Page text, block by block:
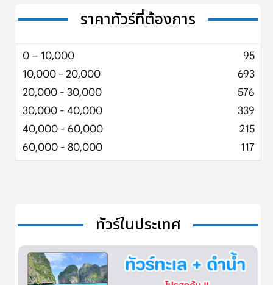
ราคาทัวร์ที่ต้องการ
0 – 10,000
95
10,000 - 20,000
693
20,000 - 30,000
576
30,000 - 40,000
339
40,000 - 60,000
215
60,000 - 80,000
117
ทัวร์ในประเทศ